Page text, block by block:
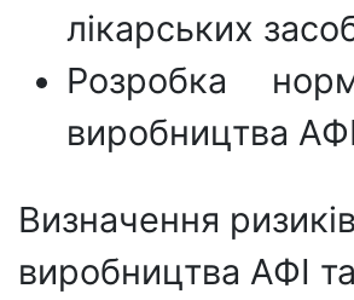
лікарських
Розробка
виробництва
Визначення
виробництва АФІ